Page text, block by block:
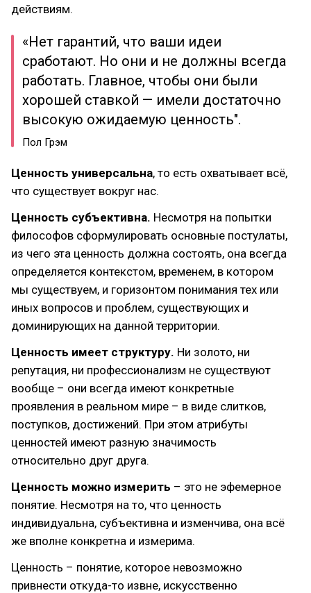
действиям.
«Нет гарантий, что ваши идеи
сработают. Но они и не должны всегда
работать. Главное, чтобы они были
хорошей ставкой — имели достаточно
высокую ожидаемую ценность".
Пол Грэм
Ценность универсальна, то есть охватывает всё,
что существует вокруг нас.
Ценность субъективна. Несмотря на попытки
философов сформулировать основные постулаты,
из чего эта ценность должна состоять, она всегда
определяется контекстом, временем, в котором
мы существуем, и горизонтом понимания тех или
иных вопросов и проблем, существующих и
доминирующих на данной территории.
Ценность имеет структуру. Ни золото, ни
репутация, ни профессионализм не существуют
вообще – они всегда имеют конкретные
проявления в реальном мире – в виде слитков,
поступков, достижений. При этом атрибуты
ценностей имеют разную значимость
относительно друг друга.
Ценность можно измерить – это не эфемерное
понятие. Несмотря на то, что ценность
индивидуальна, субъективна и изменчива, она всё
же вполне конкретна и измерима.
Ценность – понятие, которое невозможно
привнести откуда-то извне, искусственно